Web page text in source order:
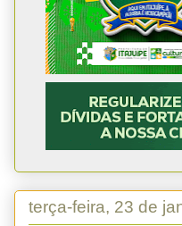
terça-feira, 23 de